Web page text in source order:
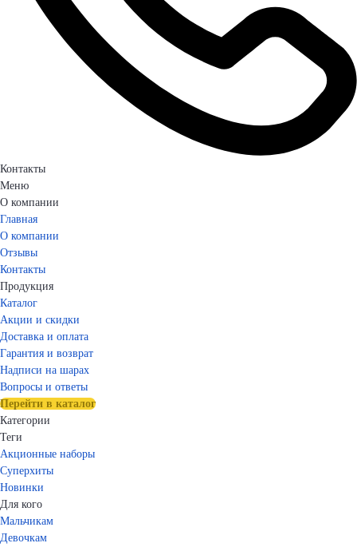
Контакты
Меню
О компании
Главная
О компании
Отзывы
Контакты
Продукция
Каталог
Акции и скидки
Доставка и оплата
Гарантия и возврат
Надписи на шарах
Вопросы и ответы
Перейти в каталог
Категории
Теги
Акционные наборы
Суперхиты
Новинки
Для кого
Мальчикам
Девочкам